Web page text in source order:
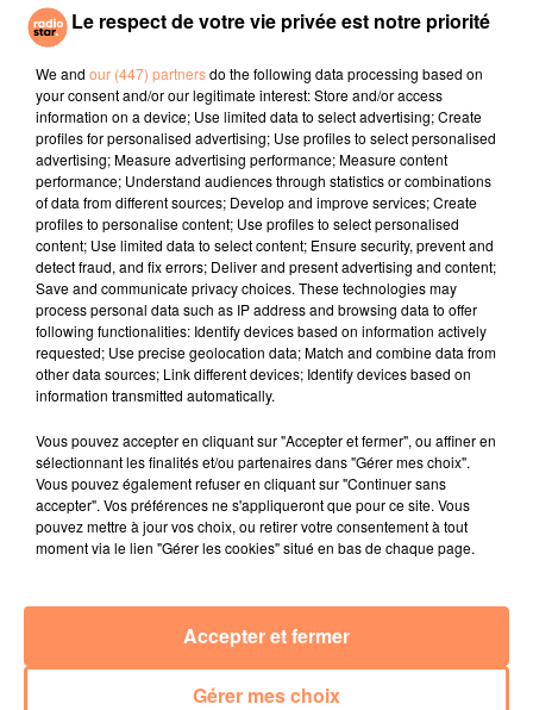
Dis-Moi Où Castle In The Snow Comme Caroline
l'horoscope
Bélier Taureau
Le respect de votre vie privée est notre priorité
We and our (447) partnersdo the following data processing based on
your consent and/or our legitimate interest: Store and/or access
information on a device; Use limited data to select advertising; Create
profiles for personalised advertising; Use profiles to select personalised
advertising; Measure advertising performance; Measure content
performance; Understand audiences through statistics or combinations
of data from different sources; Develop and improve services; Create
profiles to personalise content; Use profiles to select personalised
content; Use limited data to select content; Ensure security, prevent and
detect fraud, and fix errors; Deliver and present advertising and content;
Save and communicate privacy choices. These technologies may
process personal data such as IP address and browsing data to offer
following functionalities: Identify devices based on information actively
requested; Use precise geolocation data; Match and combine data from
other data sources; Link different devices; Identify devices based on
information transmitted automatically.
Vous pouvez accepter en cliquant sur "Accepter et fermer", ou affiner en
sélectionnant les finalités et/ou partenaires dans "Gérer mes choix".
Vous pouvez également refuser en cliquant sur "Continuer sans
accepter". Vos préférences ne s'appliqueront que pour ce site. Vous
pouvez mettre à jour vos choix, ou retirer votre consentement à tout
moment via le lien "Gérer les cookies" situé en bas de chaque page.
Gérer mes choix
Accepter et fermer